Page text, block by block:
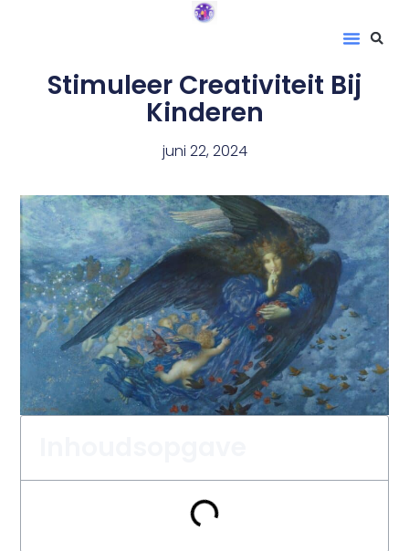
Stimuleer Creativiteit Bij
Kinderen
juni 22, 2024